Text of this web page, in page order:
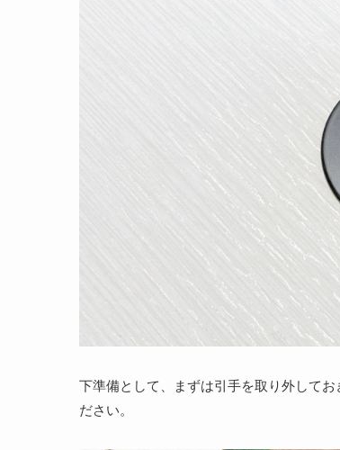
下準備として、まずは引手を取り外して
ださい。